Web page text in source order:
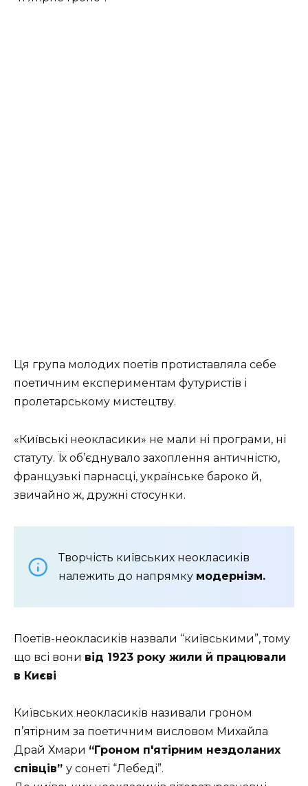
Ця група молодих поетів протиставляла себе
поетичним експериментам футуристів і
пролетарському мистецтву.
«Київські неокласики» не мали ні програми, ні
статуту. Їх об’єднувало захоплення античністю,
французькі парнасці, українське бароко й,
звичайно ж, дружні стосунки.
Творчість київських неокласиків
належить до напрямку модернізм.
Поетів-неокласиків назвали “київськими”, тому
що всі вони від 1923 року жили й працювали
в Києві
Київських неокласиків називали гроном
п’ятірним за поетичним висловом Михайла
Драй Хмари “Гроном п′ятірним нездоланих
співців” у сонеті “Лебеді”.